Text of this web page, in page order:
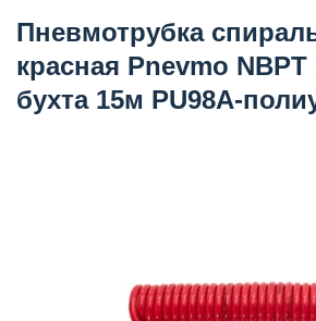
Пневмотрубка
красная Pnevmo
бухта 15м PU98A-